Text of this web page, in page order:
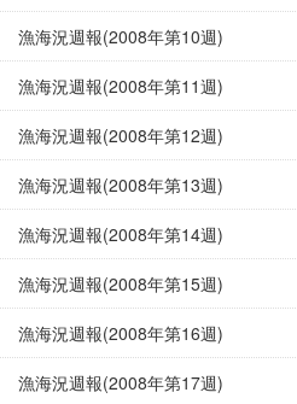
漁海況週報(2008年第10週)
漁海況週報(2008年第11週)
漁海況週報(2008年第12週)
漁海況週報(2008年第13週)
漁海況週報(2008年第14週)
漁海況週報(2008年第15週)
漁海況週報(2008年第16週)
漁海況週報(2008年第17週)